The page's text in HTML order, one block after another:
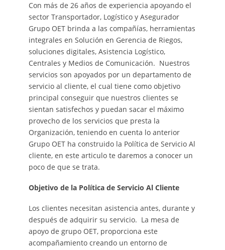
Con más de 26 años de experiencia apoyando el
sector Transportador, Logístico y Asegurador
Grupo OET brinda a las compañías, herramientas
integrales en Solución en Gerencia de Riegos,
soluciones digitales, Asistencia Logístico,
Centrales y Medios de Comunicación. Nuestros
servicios son apoyados por un departamento de
servicio al cliente, el cual tiene como objetivo
principal conseguir que nuestros clientes se
sientan satisfechos y puedan sacar el máximo
provecho de los servicios que presta la
Organización, teniendo en cuenta lo anterior
Grupo OET ha construido la Política de Servicio Al
cliente, en este articulo te daremos a conocer un
poco de que se trata.
Objetivo de la Política de Servicio Al Cliente
Los clientes necesitan asistencia antes, durante y
después de adquirir su servicio. La mesa de
apoyo de grupo OET, proporciona este
acompañamiento creando un entorno de